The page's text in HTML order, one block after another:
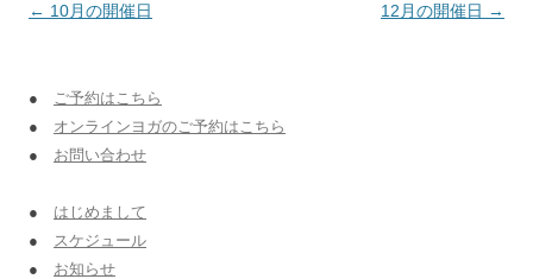
投稿ナビゲーション
← 10月の開催日 12月の開催日 →
● ご予約はこちら
● オンラインヨガのご予約はこちら
● お問い合わせ
● はじめまして
● スケジュール
● お知らせ